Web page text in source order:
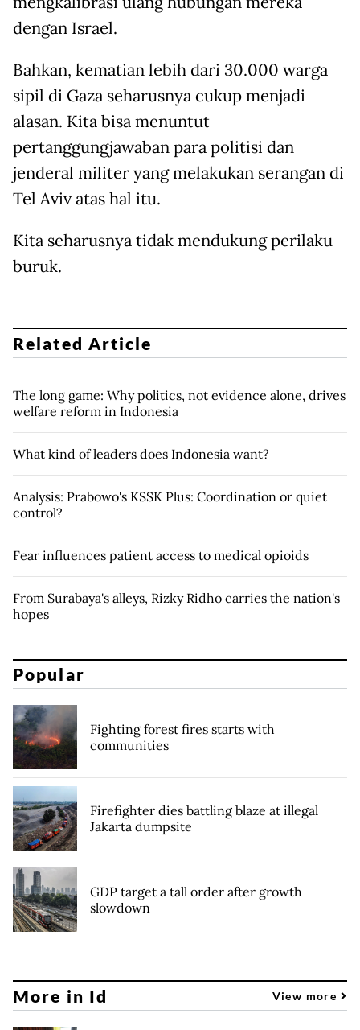
dengan Israel.
Bahkan, kematian lebih dari 30.000 warga
sipil di Gaza seharusnya cukup menjadi
alasan. Kita bisa menuntut
pertanggungjawaban para politisi dan
jenderal militer yang melakukan serangan di
Tel Aviv atas hal itu.
Kita seharusnya tidak mendukung perilaku
buruk.
Related Article
The long game: Why politics, not evidence alone, drives
welfare reform in Indonesia
What kind of leaders does Indonesia want?
Analysis: Prabowo's KSSK Plus: Coordination or quiet
control?
Fear influences patient access to medical opioids
From Surabaya's alleys, Rizky Ridho carries the nation's
hopes
Popular
Fighting forest fires starts with
communities
Firefighter dies battling blaze at illegal
Jakarta dumpsite
GDP target a tall order after growth
slowdown
More in Id View more